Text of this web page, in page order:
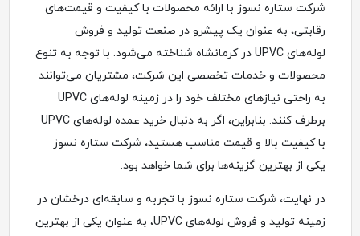
شرکت ستاره نسوز با ارائه محصولات با کیفیت و قیمت‌های
رقابتی، به عنوان یک پیشرو در صنعت تولید و فروش
لوله‌های UPVC در کرمانشاه شناخته می‌شود. با توجه به تنوع
محصولات و خدمات تخصصی این شرکت، مشتریان می‌توانند
به راحتی نیازهای مختلف خود را در زمینه لوله‌های UPVC
برطرف کنند. بنابراین، اگر به دنبال خرید عمده لوله‌های UPVC
با کیفیت بالا و قیمت مناسب هستید، شرکت ستاره نسوز
یکی از بهترین گزینه‌ها برای شما خواهد بود.
در نهایت، شرکت ستاره نسوز با تجربه و سابقه‌ای درخشان در
زمینه تولید و فروش لوله‌های UPVC، به عنوان یکی از بهترین